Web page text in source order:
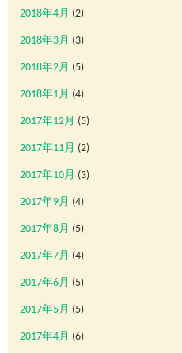
2018年4月 (2)
2018年3月 (3)
2018年2月 (5)
2018年1月 (4)
2017年12月 (5)
2017年11月 (2)
2017年10月 (3)
2017年9月 (4)
2017年8月 (5)
2017年7月 (4)
2017年6月 (5)
2017年5月 (5)
2017年4月 (6)